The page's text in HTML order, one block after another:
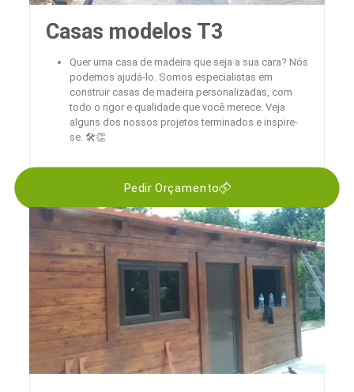
Casas modelos T3
Quer uma casa de madeira que seja a sua cara? Nós
podemos ajudá-lo. Somos especialistas em
construir casas de madeira personalizadas, com
todo o rigor e qualidade que você merece. Veja
alguns dos nossos projetos terminados e inspire-
se. 🛠️👏
Pedir Orçamento